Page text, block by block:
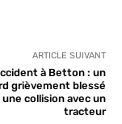
ARTICLE SUIVANT
à Betton : un
grièvement blessé
une collision avec un
tracteur